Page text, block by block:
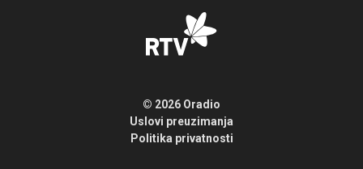
© 2026 Oradio
Uslovi preuzimanja
Politika privatnosti